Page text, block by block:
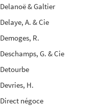
Delanoë & Galtier
Delaye, A. & Cie
Demoges, R.
Deschamps, G. & Cie
Detourbe
Devries, H.
Direct négoce